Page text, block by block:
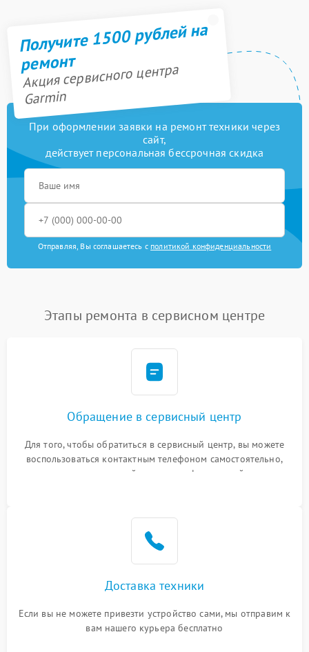
Получите 1500 рублей на
ремонт
Акция сервисного центра
Garmin
При оформлении заявки на ремонт техники через
сайт,
действует персональная бессрочная скидка
Отправляя, Вы соглашаетесь с политикой конфиденциальности
Этапы ремонта в сервисном центре
Обращение в сервисный центр
Для того, чтобы обратиться в сервисный центр, вы можете
воспользоваться контактным телефоном самостоятельно,
или оставить свой номер телефона на сайте
Доставка техники
Если вы не можете привезти устройство сами, мы отправим к
вам нашего курьера бесплатно